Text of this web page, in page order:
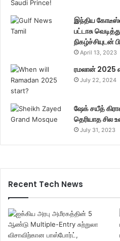
இந்திய
பட்டாசு
நிகழ்ச்சியுடன்
April 13, 2023
ரமலான் 2025
July 22, 2024
ஷேக் சயீத்
தெரியாத
July 31, 2023
Recent Tech News